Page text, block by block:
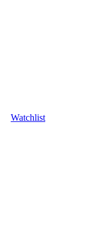
Watchlist